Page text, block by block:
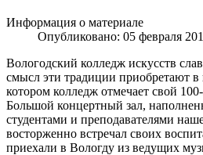
Информация о материале
Опубликовано: 05 февраля
Вологодский колледж искусств
смысл эти традиции приобретают
котором колледж отмечает свой
Большой концертный зал,
студентами и преподавателями
восторженно встречал своих
приехали в Вологду из ведущих